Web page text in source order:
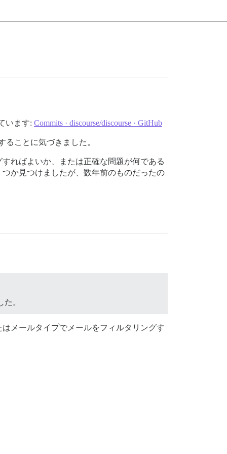
います: Commits · discourse/discourse · GitHub
ことに気づきました。
ればよいか、または正確な問題が何である
か見つけましたが、数年前のものだったの
。
メールタイプでメールをフィルタリングす